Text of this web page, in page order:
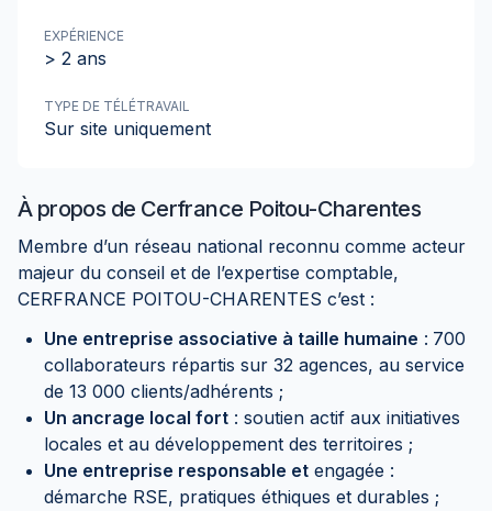
À propos de Cerfrance Poitou-Charentes
Membre d’un réseau national reconnu comme acteur
majeur du conseil et de l’expertise comptable,
CERFRANCE POITOU-CHARENTES c’est :
Une entreprise associative à taille humaine : 700
collaborateurs répartis sur 32 agences, au service
de 13 000 clients/adhérents ;
Un ancrage local fort : soutien actif aux initiatives
locales et au développement des territoires ;
Une entreprise responsable et engagée :
démarche RSE, pratiques éthiques et durables ;
EXPÉRIENCE
> 2 ans
TYPE DE TÉLÉTRAVAIL
Sur site uniquement